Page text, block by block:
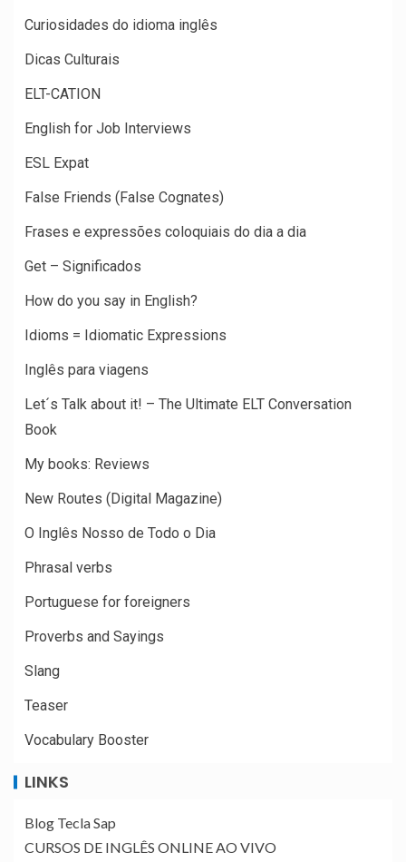
Curiosidades do idioma inglês
Dicas Culturais
ELT-CATION
English for Job Interviews
ESL Expat
False Friends (False Cognates)
Frases e expressões coloquiais do dia a dia
Get – Significados
How do you say in English?
Idioms = Idiomatic Expressions
Inglês para viagens
Let´s Talk about it! – The Ultimate ELT Conversation
Book
My books: Reviews
New Routes (Digital Magazine)
O Inglês Nosso de Todo o Dia
Phrasal verbs
Portuguese for foreigners
Proverbs and Sayings
Slang
Teaser
Vocabulary Booster
LINKS
Blog Tecla Sap
CURSOS DE INGLÊS ONLINE AO VIVO